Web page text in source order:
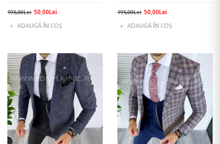
195,00Lei 50,00Lei
ADAUGĂ ÎN COŞ
195,00Lei 50,00Lei
ADAUGĂ ÎN COŞ